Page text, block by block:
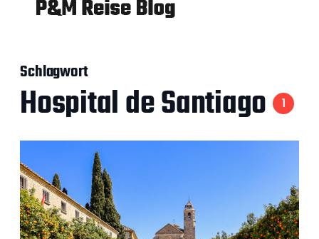
Schlagwort
Hospital de Santiago 1